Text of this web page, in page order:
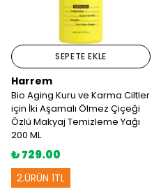
SEPETE EKLE
Harrem
Bio Aging Kuru ve Karma Ciltler
için İki Aşamalı Ölmez Çiçeği
Özlü Makyaj Temizleme Yağı
200 ML
₺ 729.00
2.ÜRÜN 1TL